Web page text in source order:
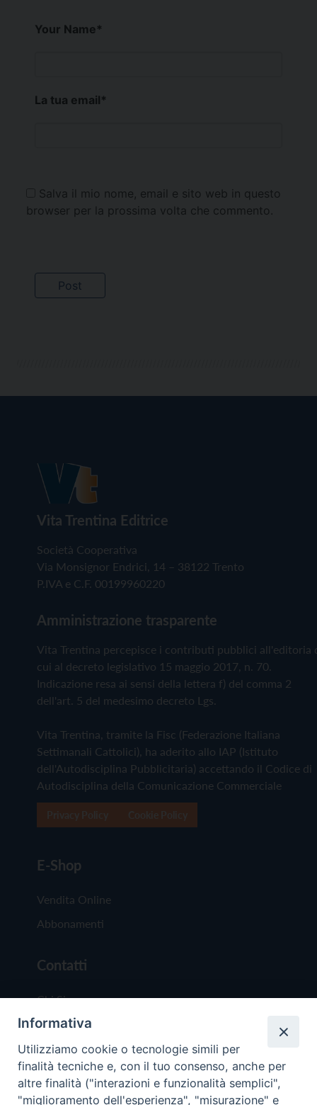
Your Name*
La tua email*
Salva il mio nome, email e sito web in questo
browser per la prossima volta che commento.
Vita Trentina Editrice
Società Cooperativa
Via Monsignor Endrici, 14 – 38122 Trento
P.IVA e C.F. 00199960220
Amministrazione trasparente
Vita Trentina percepisce i contributi pubblici all'editoria
cui al decreto legislativo 15 maggio 2017, n. 70.
Indicazione resa ai sensi della lettera f) del comma 2
dell'art. 5 del medesimo decreto Lgs.
Vita Trentina, tramite la Fisc (Federazione Italiana
Settimanali Cattolici), ha aderito allo IAP (Istituto
dell'Autodisciplina Pubblicitaria) accettando il Codice di
Autodisciplina della Comunicazione Commerciale
E-Shop
Vendita Online
Abbonamenti
Contatti
Chi Siamo
Redazione
Scrivici
Informativa
Utilizziamo cookie o tecnologie simili per
finalità tecniche e, con il tuo consenso, anche per
altre finalità ("interazioni e funzionalità semplici",
"miglioramento dell'esperienza", "misurazione" e